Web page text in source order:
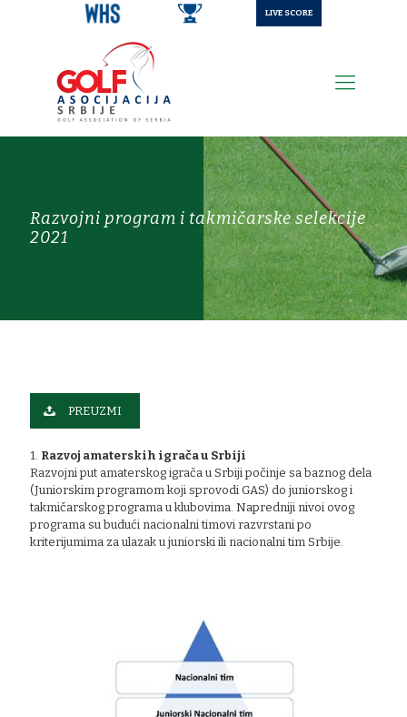
LIVE SCORE
Razvojni program i takmičarske selekcije
2021
PREUZMI
1. Razvoj amaterskih igrača u Srbiji
Razvojni put amaterskog igrača u Srbiji počinje sa baznog dela
(Juniorskim programom koji sprovodi GAS) do juniorskog i
takmičarskog programa u klubovima. Napredniji nivoi ovog
programa su budući nacionalni timovi razvrstani po
kriterijumima za ulazak u juniorski ili nacionalni tim Srbije.